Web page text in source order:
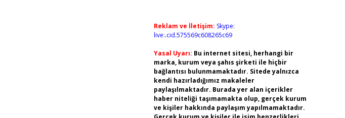
Reklam ve İletişim: Skype:
live:.cid.575569c608265c69
Yasal Uyarı: Bu internet sitesi, herhangi bir
marka, kurum veya şahıs şirketi ile hiçbir
bağlantısı bulunmamaktadır. Sitede yalnızca
kendi hazırladığımız makaleler
paylaşılmaktadır. Burada yer alan içerikler
haber niteliği taşımamakta olup, gerçek kurum
ve kişiler hakkında paylaşım yapılmamaktadır.